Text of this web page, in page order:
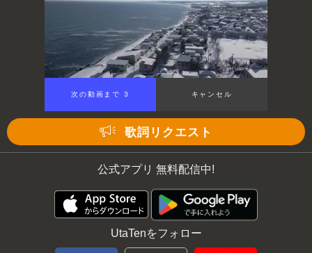
次の動画まで 3 キャンセル
歌詞リクエスト
公式アプリ 無料配信中!
UtaTenをフォロー